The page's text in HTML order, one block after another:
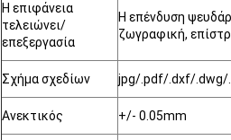
Η επιφάνεια
τελειώνει/
επεξεργασία
Η επένδυση
ζωγραφική,
Σχήμα σχεδίων jpg/.pdf/.dxf/.dwg/
Ανεκτικός +/- 0.05mm